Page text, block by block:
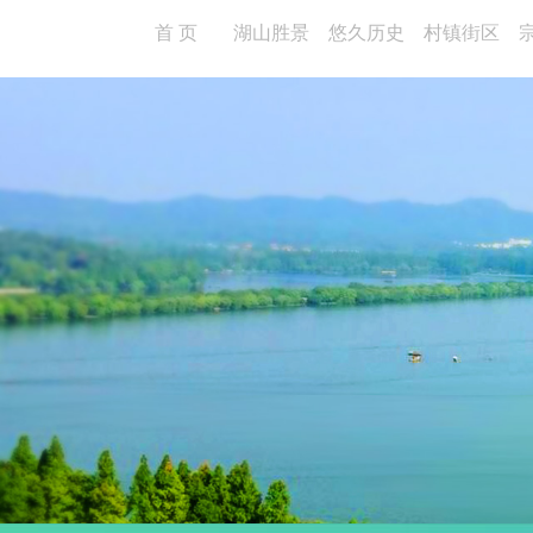
首 页 湖山胜景 悠久历史 村镇街区